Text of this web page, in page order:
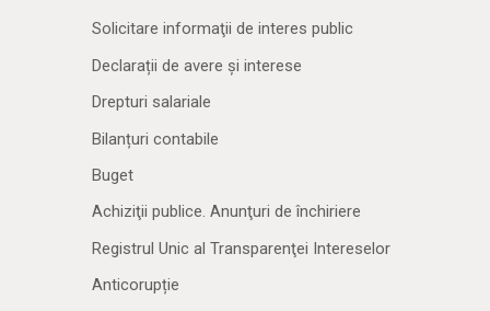
Solicitare informaţii de interes public
Declarații de avere și interese
Drepturi salariale
Bilanțuri contabile
Buget
Achiziţii publice. Anunţuri de închiriere
Registrul Unic al Transparenţei Intereselor
Anticorupție